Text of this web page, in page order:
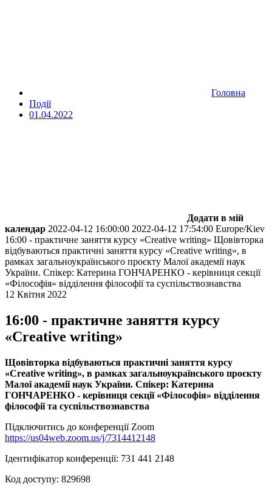
Головна
Події
01.04.2022
Додати в мій
календар 2022-04-12 16:00:00 2022-04-12 17:54:00 Europe/Kiev
16:00 - практичне заняття курсу «Creative writing» Щовівторка
відбуваються практичні заняття курсу «Creative writing», в
рамках загальноукраїнського проєкту Малої академії наук
України. Спікер: Катерина ГОНЧАРЕНКО - керівниця секції
«Філософія» відділення філософії та суспільствознавства
12 Квітня 2022
16:00 - практичне заняття курсу
«Creative writing»
Щовівторка відбуваються практичні заняття курсу
«Creative writing», в рамках загальноукраїнського проєкту
Малої академії наук України. Спікер: Катерина
ГОНЧАРЕНКО - керівниця секції «Філософія» відділення
філософії та суспільствознавства
Підключитись до конференції Zoom
https://us04web.zoom.us/j/7314412148
Ідентифікатор конференції: 731 441 2148
Код доступу: 829698